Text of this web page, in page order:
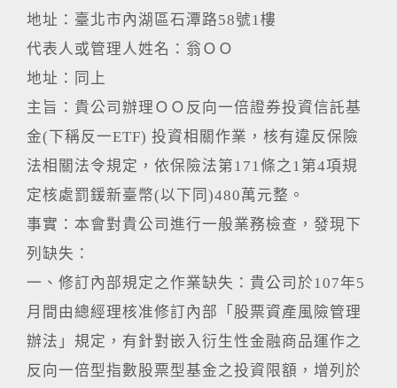
地址：臺北市內湖區石潭路58號1樓
代表人或管理人姓名：翁ＯＯ
地址：同上
主旨：貴公司辦理ＯＯ反向一倍證券投資信託基
金(下稱反一ETF) 投資相關作業，核有違反保險
法相關法令規定，依保險法第171條之1第4項規
定核處罰鍰新臺幣(以下同)480萬元整。
事實：本會對貴公司進行一般業務檢查，發現下
列缺失：
一、修訂內部規定之作業缺失：貴公司於107年5
月間由總經理核准修訂內部「股票資產風險管理
辦法」規定，有針對嵌入衍生性金融商品運作之
反向一倍型指數股票型基金之投資限額，增列於